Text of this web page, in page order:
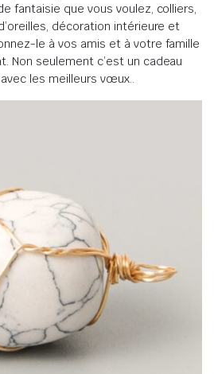
fantaisie que vous voulez, colliers,
décoration intérieure et
le à vos amis et à votre famille
Non seulement c’est un cadeau
les meilleurs vœux..